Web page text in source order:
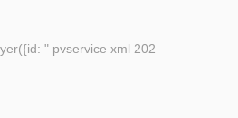
" pvservice xml 202